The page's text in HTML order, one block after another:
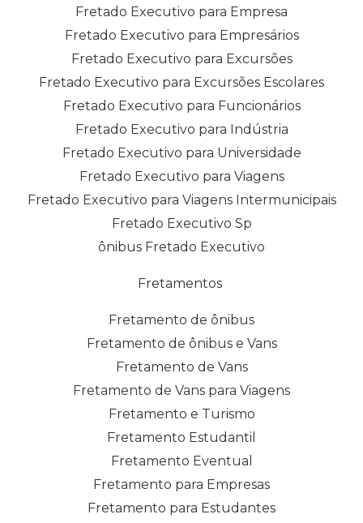
Fretado Executivo para Empresa
Fretado Executivo para Empresários
Fretado Executivo para Excursões
Fretado Executivo para Excursões Escolares
Fretado Executivo para Funcionários
Fretado Executivo para Indústria
Fretado Executivo para Universidade
Fretado Executivo para Viagens
Fretado Executivo para Viagens Intermunicipais
Fretado Executivo Sp
ônibus Fretado Executivo
Fretamentos
Fretamento de ônibus
Fretamento de ônibus e Vans
Fretamento de Vans
Fretamento de Vans para Viagens
Fretamento e Turismo
Fretamento Estudantil
Fretamento Eventual
Fretamento para Empresas
Fretamento para Estudantes